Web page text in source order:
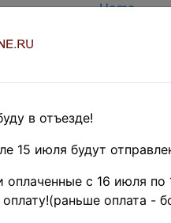
Home
TERMS
Home»
в отъезде!
15 июля будут
с 16 июля по
оплата -